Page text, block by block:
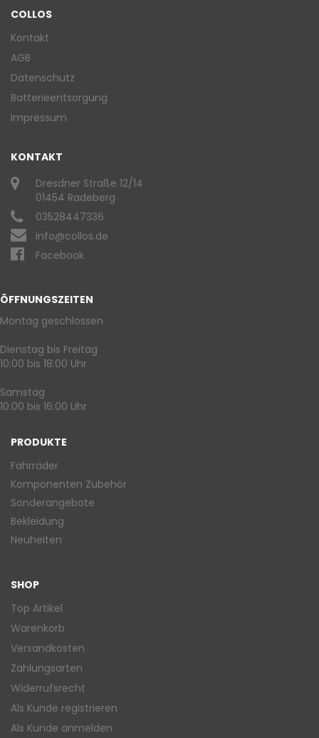
COLLOS
Kontakt
AGB
Datenschutz
Batterieentsorgung
Impressum
KONTAKT
Dresdner Straße 12/14
01454 Radeberg
03528447336
info@collos.de
Facebook
ÖFFNUNGSZEITEN
Montag geschlossen
Dienstag bis Freitag
10:00 bis 18:00 Uhr
Samstag
10:00 bis 16:00 Uhr
PRODUKTE
Fahrräder
Komponenten Zubehör
Sonderangebote
Bekleidung
Neuheiten
SHOP
Top Artikel
Warenkorb
Versandkosten
Zahlungsarten
Widerrufsrecht
Als Kunde registrieren
Als Kunde anmelden